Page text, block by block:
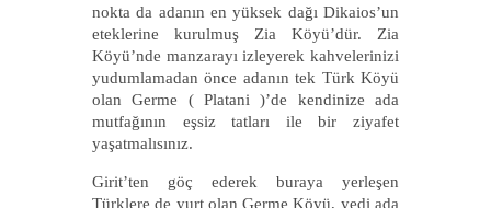
nokta da adanın en yüksek dağı Dikaios’un
eteklerine kurulmuş Zia Köyü’dür. Zia
Köyü’nde manzarayı izleyerek kahvelerinizi
yudumlamadan önce adanın tek Türk Köyü
olan Germe ( Platani )’de kendinize ada
mutfağının eşsiz tatları ile bir ziyafet
yaşatmalısınız.
Girit’ten göç ederek buraya yerleşen
Türklere de yurt olan Germe Köyü, yedi ada